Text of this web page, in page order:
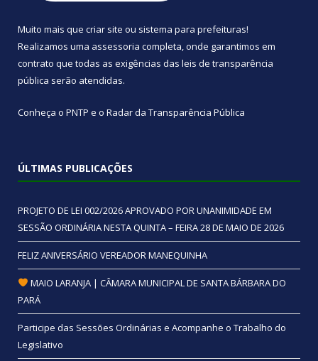
Muito mais que criar site ou sistema para prefeituras!
Realizamos uma assessoria completa, onde garantimos em
contrato que todas as exigências das leis de transparência
pública serão atendidas.
Conheça o PNTP e o Radar da Transparência Pública
ÚLTIMAS PUBLICAÇÕES
PROJETO DE LEI 002/2026 APROVADO POR UNANIMIDADE EM
SESSÃO ORDINÁRIA NESTA QUINTA – FEIRA 28 DE MAIO DE 2026
FELIZ ANIVERSÁRIO VEREADOR MANEQUINHA
MAIO LARANJA | CÂMARA MUNICIPAL DE SANTA BÁRBARA DO
PARÁ
Participe das Sessões Ordinárias e Acompanhe o Trabalho do
Legislativo